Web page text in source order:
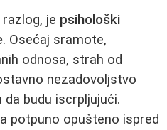
je psihološki
. Osećaj sramote,
odnosa, strah od
nezadovoljstvo
budu iscrpljujući.
potpuno opušteno ispred